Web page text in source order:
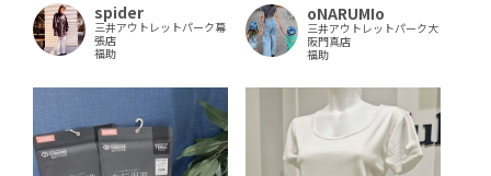
spider
三井アウトレットパーク幕
張店
福助
oNARUMIo
三井アウトレットパーク大
阪門真店
福助